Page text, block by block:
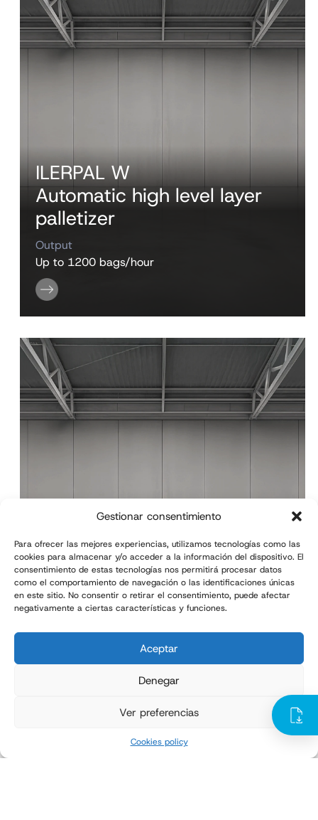
Gestionar consentimiento
Para ofrecer las mejores experiencias, utilizamos tecnologías como las
cookies para almacenar y/o acceder a la información del dispositivo. El
consentimiento de estas tecnologías nos permitirá procesar datos
como el comportamiento de navegación o las identificaciones únicas
en este sitio. No consentir o retirar el consentimiento, puede afectar
negativamente a ciertas características y funciones.
Aceptar
Denegar
Ver preferencias
Cookies policy
ILERPAL W
Automatic high level layer
palletizer
Output
Up to 1200 bags/hour
ILERPAL H
Hybrid-type automatic
palletizer
Up to 1000 bags/hour